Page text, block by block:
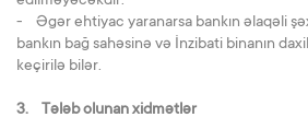
- Əgər ehtiyac yaranarsa bankın əlaqəli
bankın bağ sahəsinə və İnzibati binanın
keçirilə bilər.
3. Tələb olunan xidmətlər